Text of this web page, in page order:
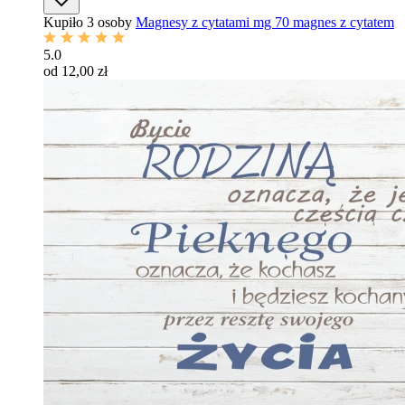
Kupiło 3 osoby Magnesy z cytatami mg 70 magnes z cytatem
5.0
od 12,00 zł